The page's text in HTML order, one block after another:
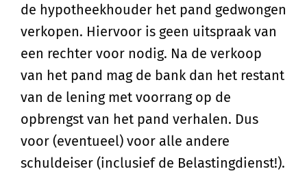
de hypotheekhouder het pand gedwongen
verkopen. Hiervoor is geen uitspraak van
een rechter voor nodig. Na de verkoop
van het pand mag de bank dan het restant
van de lening met voorrang op de
opbrengst van het pand verhalen. Dus
voor (eventueel) voor alle andere
schuldeiser (inclusief de Belastingdienst!).